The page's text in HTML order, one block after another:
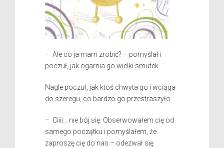
– Ale co ja mam zrobić? – pomyślał i
poczuł, jak ogarnia go wielki smutek.
Nagle poczuł, jak ktoś chwyta go i wciąga
do szeregu, co bardzo go przestraszyło.
– Ciiii… nie bój się. Obserwowałem cię od
samego początku i pomyślałem, że
zaproszę cię do nas – odezwał się